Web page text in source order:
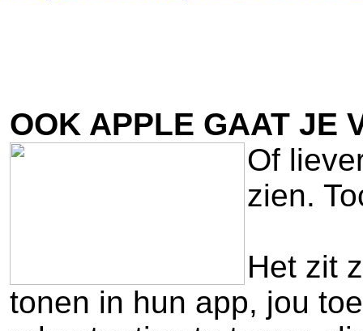
OOK APPLE GAAT JE
Of
zien.
Het zit
tonen in hun app, jou